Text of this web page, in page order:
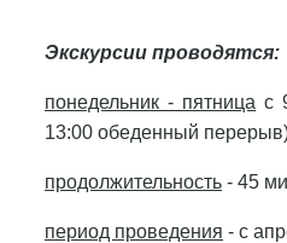
Экскурсии проводятся:
понедельник - пятница с
13:00 обеденный
продолжительность - 45
период проведения - с